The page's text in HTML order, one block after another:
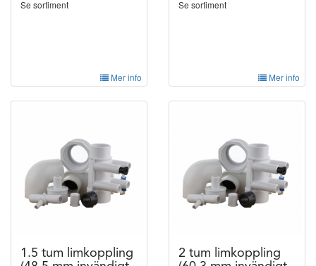
Se sortiment
Mer info
Se sortiment
Mer info
1.5 tum limkoppling
2 tum limkoppling